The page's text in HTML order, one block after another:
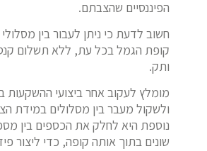
הפיננסיים שהצבתם.
חשוב לדעת כי ניתן לעבור בין
קופת הגמל בכל עת, ללא תשלום
ותק.
מומלץ לעקוב אחר ביצועי ההשקעות
ולשקול מעבר בין מסלולים במידת
נוספת היא לחלק את הכספים בין
שונים בתוך אותה קופה, כדי ליצור